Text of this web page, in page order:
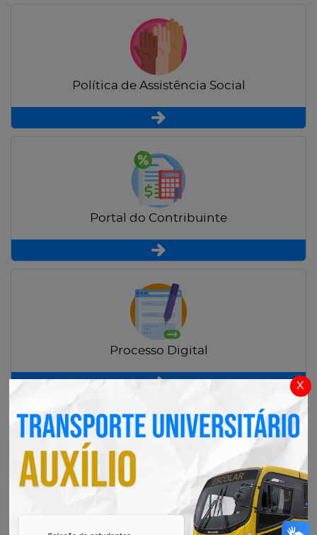
x
Política de Assistência Social
Portal do Contribuinte
Processo Digital
Radar Transparência Pública